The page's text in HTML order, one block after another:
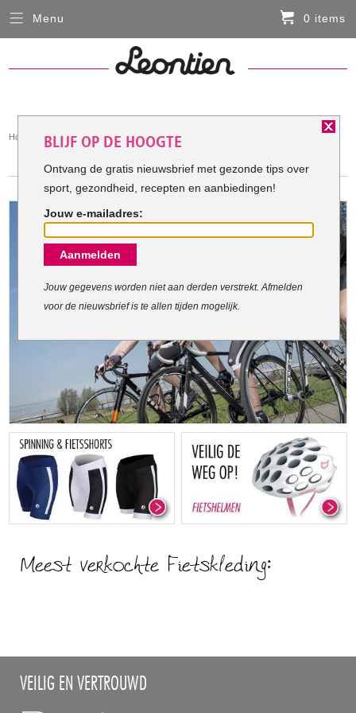
You
Home Fietskleding
FIETSKLEDING
Meest verkochte Fietskleding:
Menu 0 items
VEILIG EN VERTROUWD
Sluiten
FIETSKLEDING
SERVICE
Inloggen
Contact- en adresgegevens
Levertijd, retourneren, ruilen
BLIJF OP DE HOOGTE
Ontvang de gratis nieuwsbrief met gezonde tips over
sport, gezondheid, recepten en aanbiedingen!
Jouw e-mailadres:
Aanmelden
Jouw gegevens worden niet aan derden verstrekt. Afmelden
voor de nieuwsbrief is te allen tijden mogelijk.